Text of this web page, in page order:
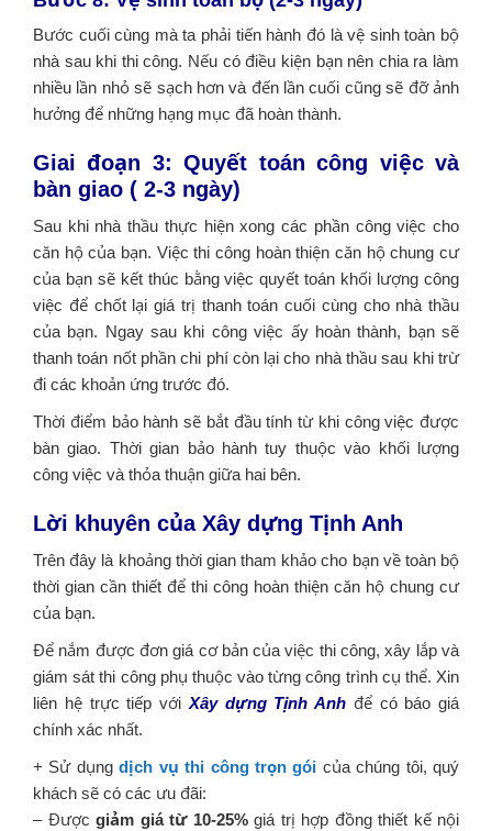
Bước cuối cùng mà ta phải tiến hành đó là vệ sinh toàn bộ
nhà sau khi thi công. Nếu có điều kiện bạn nên chia ra làm
nhiều lần nhỏ sẽ sạch hơn và đến lần cuối cũng sẽ đỡ ảnh
hưởng để những hạng mục đã hoàn thành.
Giai đoạn 3: Quyết toán công việc và
bàn giao ( 2-3 ngày)
Sau khi nhà thầu thực hiện xong các phần công việc cho
căn hộ của bạn. Việc thi công hoàn thiện căn hộ chung cư
của bạn sẽ kết thúc bằng việc quyết toán khối lượng công
việc để chốt lại giá trị thanh toán cuối cùng cho nhà thầu
của bạn. Ngay sau khi công việc ấy hoàn thành, bạn sẽ
thanh toán nốt phần chi phí còn lại cho nhà thầu sau khi trừ
đi các khoản ứng trước đó.
Thời điểm bảo hành sẽ bắt đầu tính từ khi công việc được
bàn giao. Thời gian bảo hành tuy thuộc vào khối lượng
công việc và thỏa thuận giữa hai bên.
Lời khuyên của Xây dựng Tịnh Anh
Trên đây là khoảng thời gian tham khảo cho bạn về toàn bộ
thời gian cần thiết để thi công hoàn thiện căn hộ chung cư
của bạn.
Để nắm được đơn giá cơ bản của việc thi công, xây lắp và
giám sát thi công phụ thuộc vào từng công trình cụ thể. Xin
liên hệ trực tiếp với Xây dựng Tịnh Anh để có báo giá
chính xác nhất.
+ Sử dụngdịch vụ thi công trọn gói của chúng tôi, quý
khách sẽ có các ưu đãi:
– Được giảm giá từ 10-25%giá trị hợp đồng thiết kế nội